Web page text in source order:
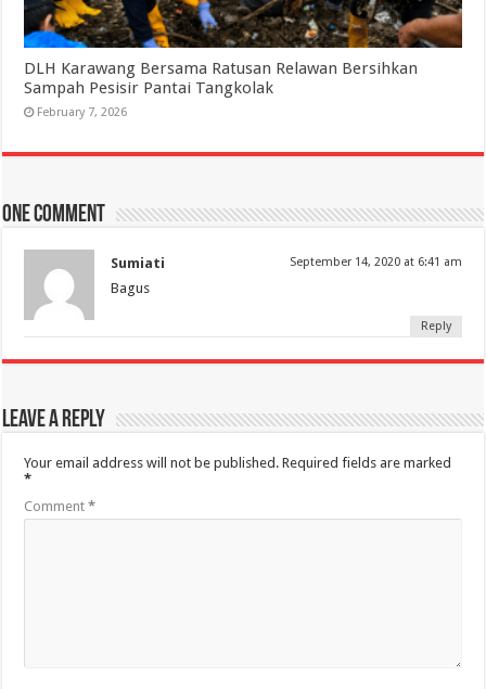
DLH Karawang Bersama Ratusan Relawan Bersihkan
Sampah Pesisir Pantai Tangkolak
February 7, 2026
One comment
Sumiati September 14, 2020 at 6:41 am
Bagus
Reply
Leave a Reply
Your email address will not be published. Required fields are marked
*
Comment*